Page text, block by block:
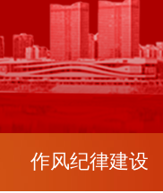
作风纪律建设